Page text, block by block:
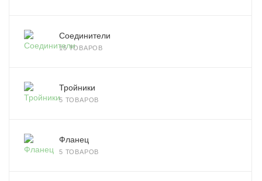
Соединители
15 ТОВАРОВ
Тройники
5 ТОВАРОВ
Фланец
5 ТОВАРОВ